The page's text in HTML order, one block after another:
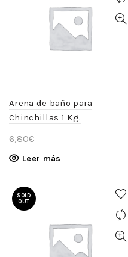
Arena de baño para
Chinchillas 1 Kg.
6,80€
Leer más
SOLD
OUT